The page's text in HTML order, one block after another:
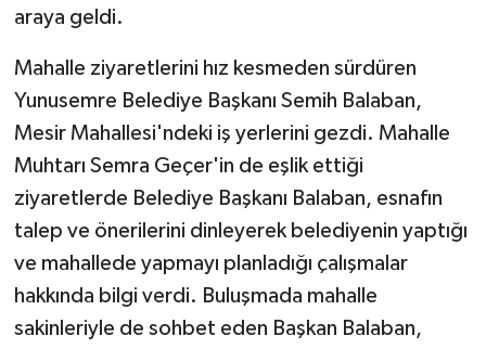
araya geldi.
Mahalle ziyaretlerini hız kesmeden sürdüren
Yunusemre Belediye Başkanı Semih Balaban,
Mesir Mahallesi'ndeki iş yerlerini gezdi. Mahalle
Muhtarı Semra Geçer'in de eşlik ettiği
ziyaretlerde Belediye Başkanı Balaban, esnafın
talep ve önerilerini dinleyerek belediyenin yaptığı
ve mahallede yapmayı planladığı çalışmalar
hakkında bilgi verdi. Buluşmada mahalle
sakinleriyle de sohbet eden Başkan Balaban,